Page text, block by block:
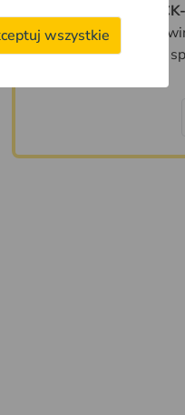
DARMOWA
Jakie informacje
idealne ogłoszenie
wszystkie